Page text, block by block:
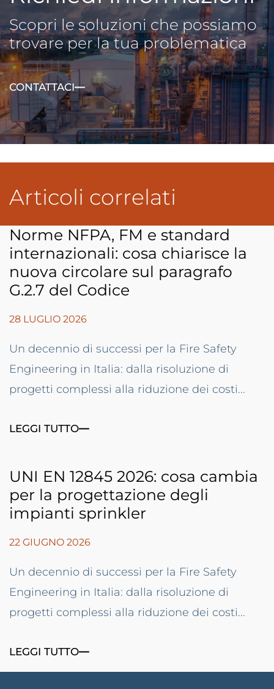
Scopri le soluzioni che possiamo
trovare per la tua problematica
CONTATTACI
Articoli correlati
Norme NFPA, FM e standard
internazionali: cosa chiarisce la
nuova circolare sul paragrafo
G.2.7 del Codice
28 LUGLIO 2026
Un decennio di successi per la Fire Safety
Engineering in Italia: dalla risoluzione di
progetti complessi alla riduzione dei costi...
LEGGI TUTTO
UNI EN 12845 2026: cosa cambia
per la progettazione degli
impianti sprinkler
22 GIUGNO 2026
Un decennio di successi per la Fire Safety
Engineering in Italia: dalla risoluzione di
progetti complessi alla riduzione dei costi...
LEGGI TUTTO